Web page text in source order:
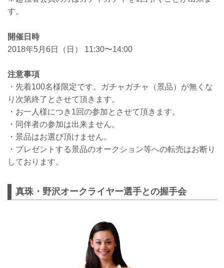
す。
開催日時
2018年5月6日（日） 11:30〜14:00
注意事項
・先着100名様限定です。ガチャガチャ（景品）が無くな
り次第終了とさせて頂きます。
・お一人様につき1回の参加とさせて頂きます。
・同伴者の参加は出来ません。
・景品はお選び頂けません。
・プレゼントする景品のオークション等への転売はお断り
しております。
真珠・野沢オークライヤー選手との握手会